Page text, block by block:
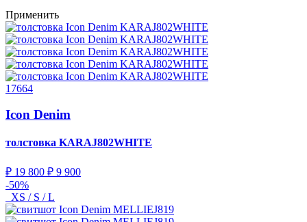
Применить
17664
Icon Denim
толстовка KARAJ802WHITE
₽ 19 800 ₽ 9 900
-50%
XS / S / L